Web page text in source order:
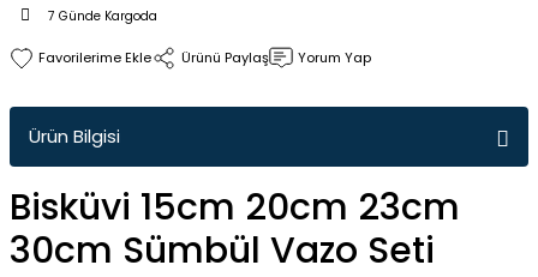
7 Günde Kargoda
Ürünü Paylaş Yorum Yap
Ürün Bilgisi
Bisküvi 15cm 20cm 23cm
30cm Sümbül Vazo Seti